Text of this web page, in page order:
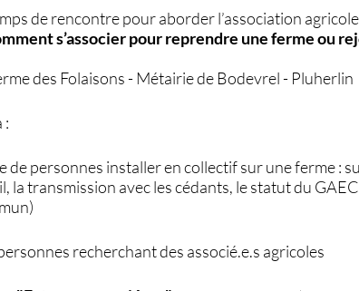
de rencontre pour aborder l’association
s’associer pour reprendre une ferme ou
des Folaisons - Métairie de Bodevrel - Pluherlin
:
de personnes installer en collectif sur une ferme :
la transmission avec les cédants, le statut du
recherchant des associé.e.s agricoles